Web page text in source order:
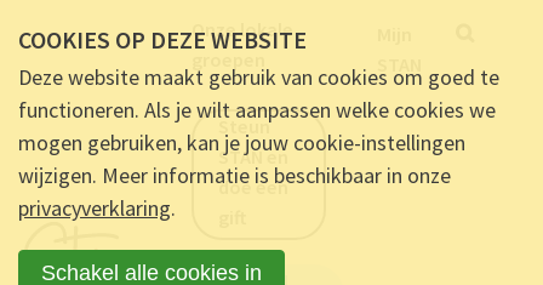
Onze lokale
Steun
STAN en
doe een
COOKIES OP DEZE WEBSITE
Deze website maakt gebruik van cookies om goed te
functioneren. Als je wilt aanpassen welke cookies we
mogen gebruiken, kan je jouw cookie-instellingen
wijzigen. Meer informatie is beschikbaar in onze
privacyverklaring.
Schakel alle cookies in